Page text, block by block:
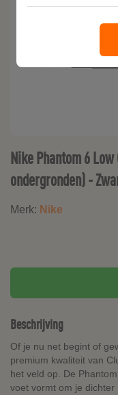
Nike Phantom 6
ondergronden) -
Merk: Nike
Beschrijving
Of je nu net begint of
premium kwaliteit van
het veld op. De
voet vormt om je